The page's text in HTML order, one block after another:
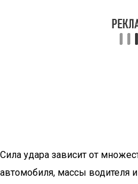
Сила удара зависит от
автомобиля, массы водителя